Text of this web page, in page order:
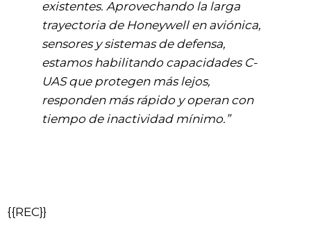
existentes. Aprovechando la larga
trayectoria de Honeywell en aviónica,
sensores y sistemas de defensa,
estamos habilitando capacidades C-
UAS que protegen más lejos,
responden más rápido y operan con
tiempo de inactividad mínimo.”
{{REC}}